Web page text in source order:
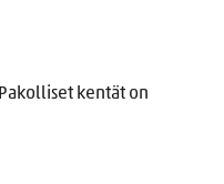
Pakolliset kentät on